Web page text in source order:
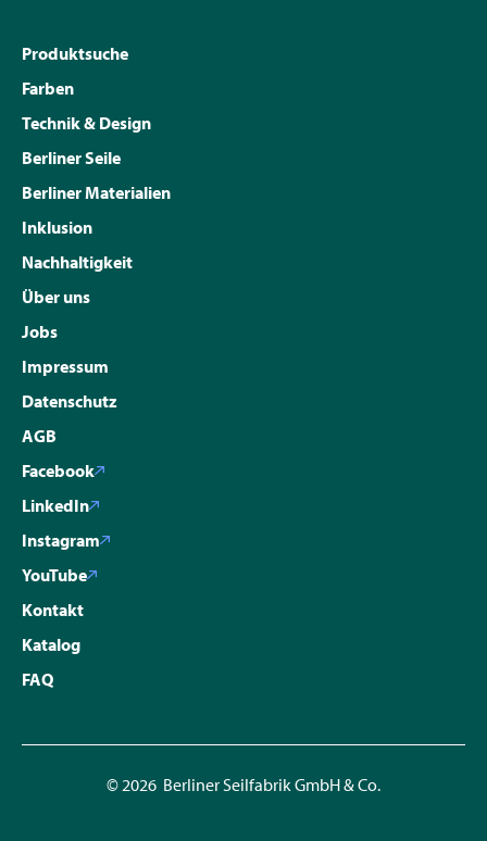
Produktsuche
Farben
Technik & Design
Berliner Seile
Berliner Materialien
Inklusion
Nachhaltigkeit
Über uns
Jobs
Impressum
Datenschutz
AGB
Facebook
LinkedIn
Instagram
YouTube
Kontakt
Katalog
FAQ
© 2026 Berliner Seilfabrik GmbH & Co.